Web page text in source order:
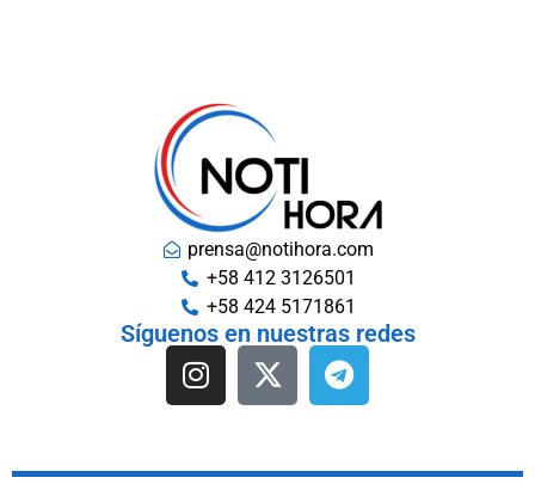
prensa@notihora.com
+58 412 3126501
+58 424 5171861
Síguenos en nuestras redes